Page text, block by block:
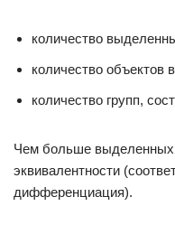
количество
количество объектов
количество групп,
Чем больше выделенных
эквивалентности
дифференциация).